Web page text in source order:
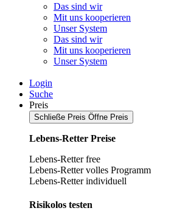
Das sind wir
Mit uns kooperieren
Unser System
Das sind wir
Mit uns kooperieren
Unser System
Login
Suche
Preis
Schließe Preis Öffne Preis
Lebens-Retter Preise
Lebens-Retter free
Lebens-Retter volles Programm
Lebens-Retter individuell
Risikolos testen